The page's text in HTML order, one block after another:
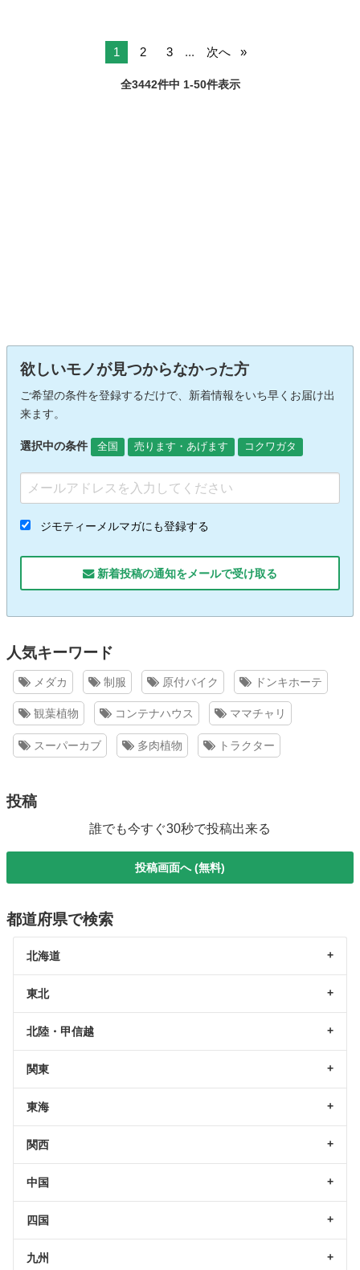
1 2 3 ... 次へ
全3442件中 1-50件表示
欲しいモノが見つからなかった方
ご希望の条件を登録するだけで、新着情報をいち早くお届け出
来ます。
選択中の条件 全国 売ります・あげます コクワガタ
ジモティーメルマガにも登録する
新着投稿の通知をメールで受け取る
人気キーワード
メダカ 制服 原付バイク ドンキホーテ
観葉植物 コンテナハウス ママチャリ
スーパーカブ 多肉植物 トラクター
投稿
誰でも今すぐ30秒で投稿出来る
投稿画面へ (無料)
都道府県で検索
北海道
東北
北陸・甲信越
関東
東海
関西
中国
四国
九州